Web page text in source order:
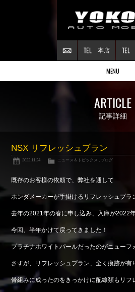
本店
MENU
NSXについて
Reflesh Plan
Trade in
買取査定
Blog
Shop info.
店舗紹介
Company
会社概要
ARTICLE
記事詳細
NSX リフレッシュプラン
2022.11.24 ニュース＆トピックス , ブログ
既存のお客様の依頼で、弊社を通して
ホンダメーカーが手掛けるリフレッシュプラ
去年の2021年の春に申し込み、入庫が2022年
今回、半年かけて戻ってきました！
プラチナホワイトパールだったのがニューフ
さすが、リフレッシュプラン、全く痕跡が有
骨組みに成ったのをきっかけに配線類もリフ